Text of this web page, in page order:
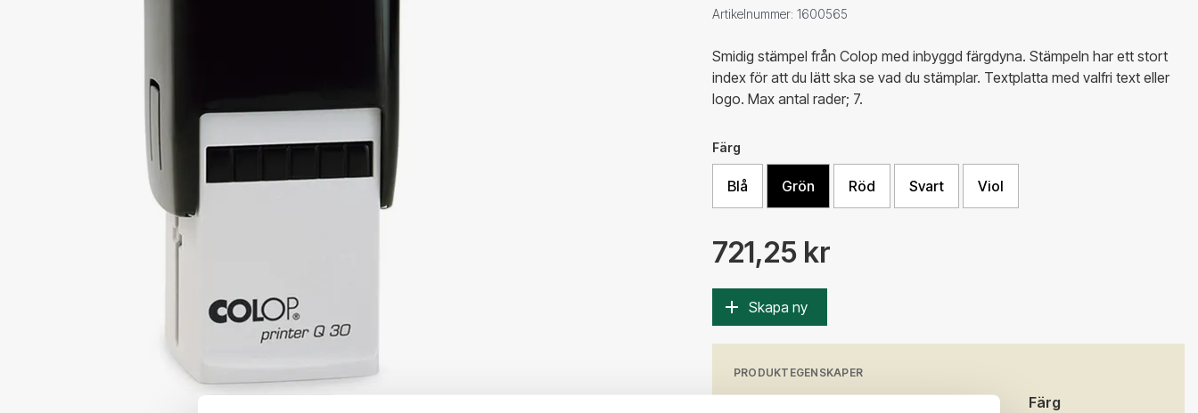
Artikelnummer: 1600565
Smidig stämpel från Colop med inbyggd färgdyna. Stämpeln har ett stort
index för att du lätt ska se vad du stämplar. Textplatta med valfri text eller
logo. Max antal rader; 7.
Färg
Blå Grön Röd Svart Viol
721,25 kr
Skapa ny
PRODUKTEGENSKAPER
Färg